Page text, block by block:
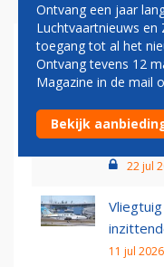
BUSINESS
zakenjet
22 jul
11 jul
Ontvang een jaar
Luchtvaartnieuws en
toegang tot al het
Ontvang tevens 12
Magazine in de mail
Bekijk